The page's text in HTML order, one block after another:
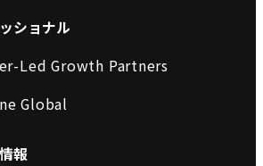
ショナル
Led Growth Partners
Global
報